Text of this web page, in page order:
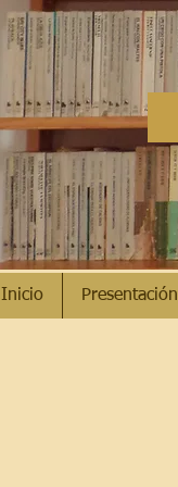
Inicio Presentación